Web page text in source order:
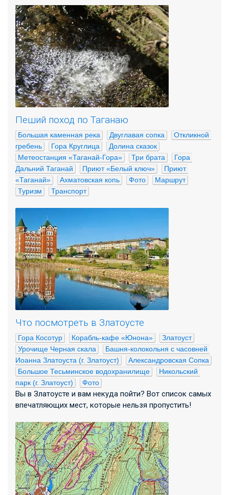
Пеший поход по Таганаю
Большая каменная река Двуглавая сопка
Откликной
гребень
Гора Круглица
Долина сказок
Метеостанция «Таганай-Гора»
Три брата
Гора
Дальний Таганай
Приют «Белый ключ»
Приют
«Таганай»
Ахматовская копь Фото
Маршрут
Туризм
Транспорт
Что посмотреть в Златоусте
Гора Косотур Корабль-кафе «Юнона»
Златоуст
Урочище Черная скала
Башня-колокольня с часовней
Иоанна Златоуста (г. Златоуст)
Александровская Сопка
Большое Тесьминское водохранилище
Никольский
парк (г. Златоуст)
Фото
Вы в Златоусте и вам некуда пойти? Вот список самых
впечатляющих мест, которые нельзя пропустить!